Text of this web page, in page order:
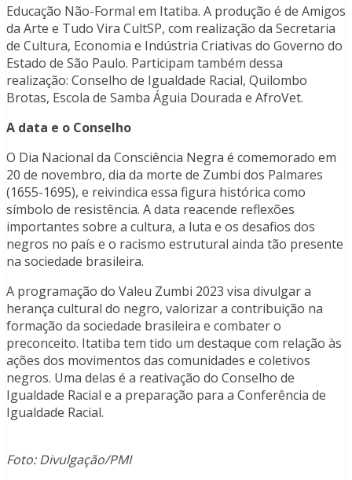
Educação Não-Formal em Itatiba. A produção é de Amigos
da Arte e Tudo Vira CultSP, com realização da Secretaria
de Cultura, Economia e Indústria Criativas do Governo do
Estado de São Paulo. Participam também dessa
realização: Conselho de Igualdade Racial, Quilombo
Brotas, Escola de Samba Águia Dourada e AfroVet.
A data e o Conselho
O Dia Nacional da Consciência Negra é comemorado em
20 de novembro, dia da morte de Zumbi dos Palmares
(1655-1695), e reivindica essa figura histórica como
símbolo de resistência. A data reacende reflexões
importantes sobre a cultura, a luta e os desafios dos
negros no país e o racismo estrutural ainda tão presente
na sociedade brasileira.
A programação do Valeu Zumbi 2023 visa divulgar a
herança cultural do negro, valorizar a contribuição na
formação da sociedade brasileira e combater o
preconceito. Itatiba tem tido um destaque com relação às
ações dos movimentos das comunidades e coletivos
negros. Uma delas é a reativação do Conselho de
Igualdade Racial e a preparação para a Conferência de
Igualdade Racial.
Foto: Divulgação/PMI